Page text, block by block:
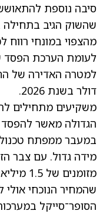
סיבה נוספת
שהשוק הגיב בתחילה
מהצפוי במונחי רווח
דולר בשנת 2026.
משקיעים מתחילים
הגדולה מאשר
במעבר ממפתח
שהמחיר הנוכחי
הסופר־סייקל